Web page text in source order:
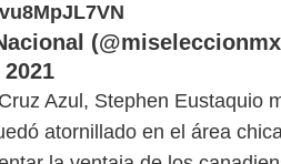
Azul, Stephen Eustaquio
atornillado en el área